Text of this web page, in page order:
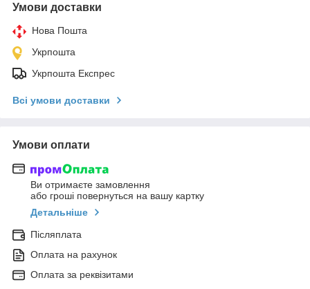
Умови доставки
Нова Пошта
Укрпошта
Укрпошта Експрес
Всі умови доставки
Умови оплати
Ви отримаєте замовлення
або гроші повернуться на вашу картку
Детальніше
Післяплата
Оплата на рахунок
Оплата за реквізитами